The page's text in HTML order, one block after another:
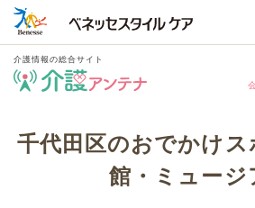
介護情報の総合サイト
千代田区のおでかけス
館・ミュージ